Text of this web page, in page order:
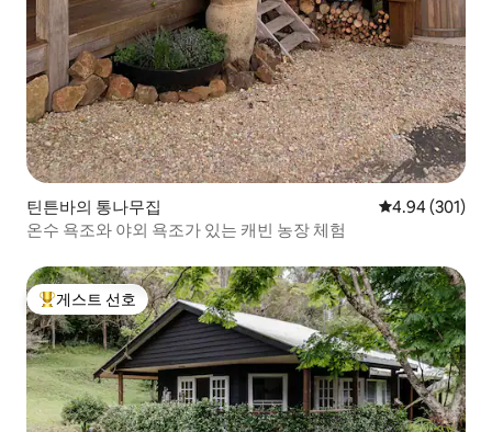
틴튼바의 통나무집 평점 4.94점(5
4.94 (301)
온수 욕조와 야외 욕조가 있는 캐빈 농장 체험
상위 게스트 선호
게스트 선호